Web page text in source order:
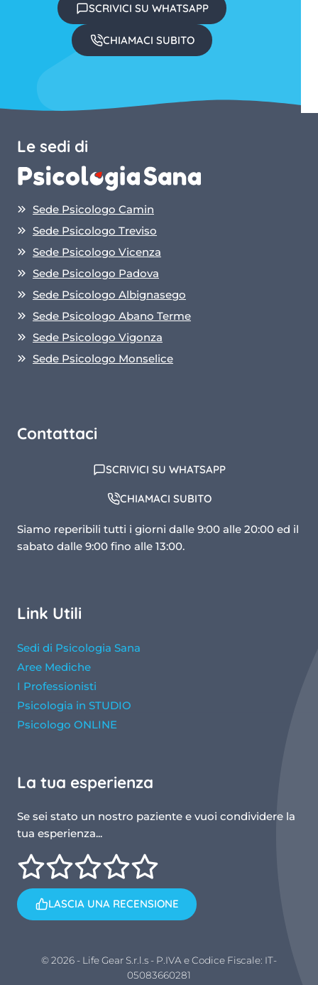
SCRIVICI SU WHATSAPP
CHIAMACI SUBITO
Le sedi di
Sede Psicologo Camin
Sede Psicologo Treviso
Sede Psicologo Vicenza
Sede Psicologo Padova
Sede Psicologo Albignasego
Sede Psicologo Abano Terme
Sede Psicologo Vigonza
Sede Psicologo Monselice
Contattaci
SCRIVICI SU WHATSAPP
CHIAMACI SUBITO
Siamo reperibili tutti i giorni dalle 9:00 alle 20:00 ed il
sabato dalle 9:00 fino alle 13:00.
Link Utili
Sedi di Psicologia Sana
Aree Mediche
I Professionisti
Psicologia in STUDIO
Psicologo ONLINE
La tua esperienza
Se sei stato un nostro paziente e vuoi condividere la
tua esperienza...
LASCIA UNA RECENSIONE
© 2026 - Life Gear S.r.l.s - P.IVA e Codice Fiscale: IT-
05083660281